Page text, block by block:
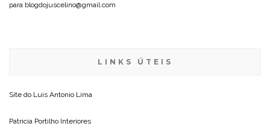
para blogdojuscelino@gmail.com
LINKS ÚTEIS
Site do Luis Antonio Lima
Patricia Portilho Interiores